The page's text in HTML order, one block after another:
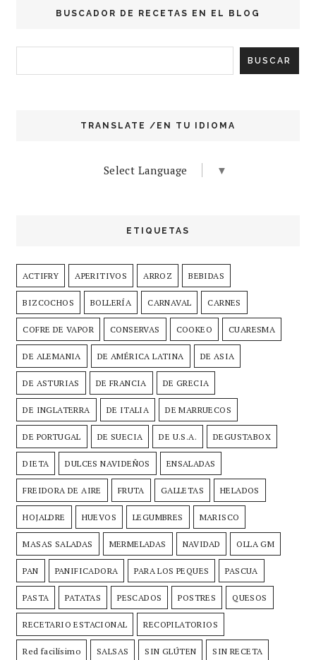
BUSCADOR DE RECETAS EN EL BLOG
TRANSLATE /EN TU IDIOMA
Select Language ▼
ETIQUETAS
ACTIFRY APERITIVOS ARROZ BEBIDAS
BIZCOCHOS BOLLERÍA CARNAVAL CARNES
COFRE DE VAPOR CONSERVAS COOKEO CUARESMA
DE ALEMANIA DE AMÉRICA LATINA DE ASIA
DE ASTURIAS DE FRANCIA DE GRECIA
DE INGLATERRA DE ITALIA DE MARRUECOS
DE PORTUGAL DE SUECIA DE U.S.A. DEGUSTABOX
DIETA DULCES NAVIDEÑOS ENSALADAS
FREIDORA DE AIRE FRUTA GALLETAS HELADOS
HOJALDRE HUEVOS LEGUMBRES MARISCO
MASAS SALADAS MERMELADAS NAVIDAD OLLA GM
PAN PANIFICADORA PARA LOS PEQUES PASCUA
PASTA PATATAS PESCADOS POSTRES QUESOS
RECETARIO ESTACIONAL RECOPILATORIOS
Red facilísimo SALSAS SIN GLÚTEN SIN RECETA